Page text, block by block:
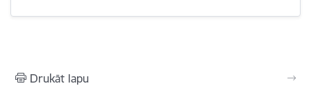
Drukāt lapu